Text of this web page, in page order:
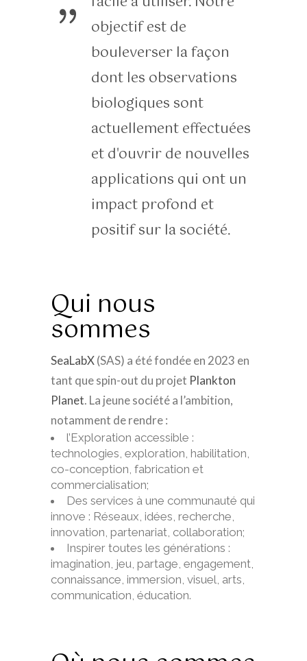
objectif est de
bouleverser la façon
dont les observations
biologiques sont
actuellement effectuées
et d'ouvrir de nouvelles
applications qui ont un
impact profond et
positif sur la société.
Qui nous
sommes
SeaLabX(SAS) a été fondée en 2023 en
tant que spin-out du projet Plankton
Planet. La jeune société a l’ambition,
notamment de rendre :
l’Exploration accessible :
technologies, exploration, habilitation,
co-conception, fabrication et
commercialisation;
Des services à une communauté qui
innove : Réseaux, idées, recherche,
innovation, partenariat, collaboration;
Inspirer toutes les générations :
imagination, jeu, partage, engagement,
connaissance, immersion, visuel, arts,
communication, éducation.